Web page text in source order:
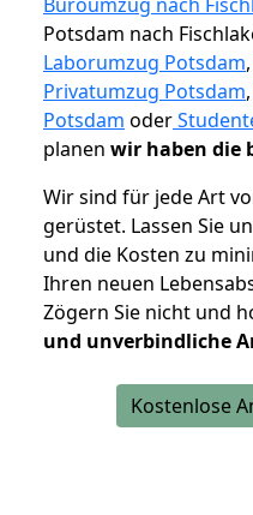
Potsdam nach
Laborumzug Potsdam,
Privatumzug Potsdam,
Potsdam oder
planen wir haben die
Wir sind für jede Art
gerüstet. Lassen Sie
und die Kosten zu
Ihren neuen
Zögern Sie nicht und
und unverbindliche
Kostenlose